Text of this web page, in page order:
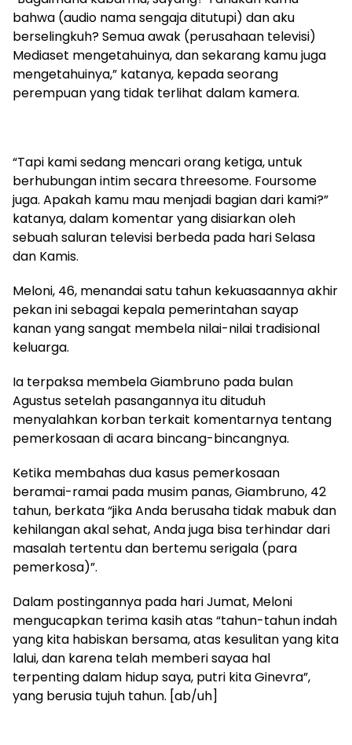
bahwa (audio nama sengaja ditutupi) dan aku
berselingkuh? Semua awak (perusahaan televisi)
Mediaset mengetahuinya, dan sekarang kamu juga
mengetahuinya,” katanya, kepada seorang
perempuan yang tidak terlihat dalam kamera.
“Tapi kami sedang mencari orang ketiga, untuk
berhubungan intim secara threesome. Foursome
juga. Apakah kamu mau menjadi bagian dari kami?”
katanya, dalam komentar yang disiarkan oleh
sebuah saluran televisi berbeda pada hari Selasa
dan Kamis.
Meloni, 46, menandai satu tahun kekuasaannya akhir
pekan ini sebagai kepala pemerintahan sayap
kanan yang sangat membela nilai-nilai tradisional
keluarga.
Ia terpaksa membela Giambruno pada bulan
Agustus setelah pasangannya itu dituduh
menyalahkan korban terkait komentarnya tentang
pemerkosaan di acara bincang-bincangnya.
Ketika membahas dua kasus pemerkosaan
beramai-ramai pada musim panas, Giambruno, 42
tahun, berkata “jika Anda berusaha tidak mabuk dan
kehilangan akal sehat, Anda juga bisa terhindar dari
masalah tertentu dan bertemu serigala (para
pemerkosa)”.
Dalam postingannya pada hari Jumat, Meloni
mengucapkan terima kasih atas “tahun-tahun indah
yang kita habiskan bersama, atas kesulitan yang kita
lalui, dan karena telah memberi sayaa hal
terpenting dalam hidup saya, putri kita Ginevra”,
yang berusia tujuh tahun. [ab/uh]